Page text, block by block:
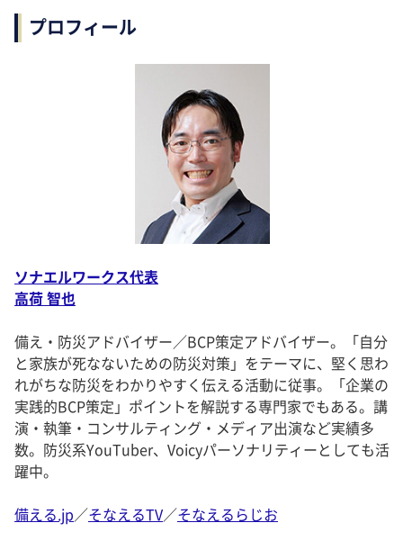
プロフィール
ソナエルワークス代表
高荷 智也
備え・防災アドバイザー／BCP策定アドバイザー。「自分
と家族が死なないための防災対策」をテーマに、堅く思わ
れがちな防災をわかりやすく伝える活動に従事。「企業の
実践的BCP策定」ポイントを解説する専門家でもある。講
演・執筆・コンサルティング・メディア出演など実績多
数。防災系YouTuber、Voicyパーソナリティーとしても活
躍中。
備える.jp／そなえるTV／そなえるらじお